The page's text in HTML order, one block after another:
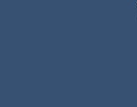
European